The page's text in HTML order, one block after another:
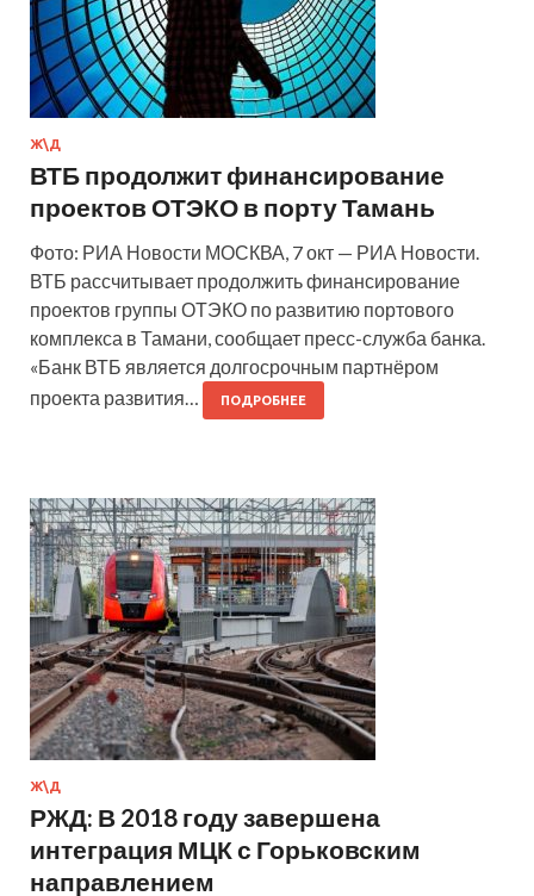
Ж\Д
ВТБ продолжит финансирование
проектов ОТЭКО в порту Тамань
Фото: РИА Новости МОСКВА, 7 окт — РИА Новости.
ВТБ рассчитывает продолжить финансирование
проектов группы ОТЭКО по развитию портового
комплекса в Тамани, сообщает пресс-служба банка.
«Банк ВТБ является долгосрочным партнёром
проекта развития…
ПОДРОБНЕЕ
Ж\Д
РЖД: В 2018 году завершена
интеграция МЦК с Горьковским
направлением